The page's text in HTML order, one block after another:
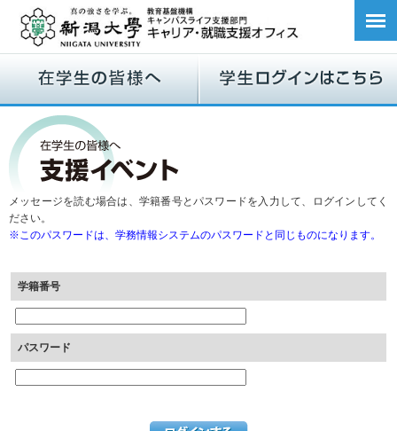
メッセージを読む場合は、学籍番号とパスワードを入力して、ログインしてく
ださい。
※このパスワードは、学務情報システムのパスワードと同じものになります。
学籍番号
パスワード